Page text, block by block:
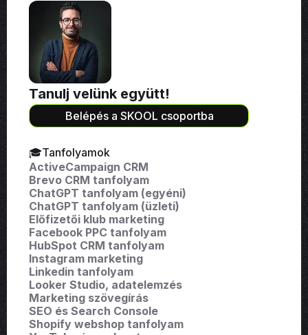
Tanulj velünk együtt!
Belépés a SKOOL csoportba
🎓Tanfolyamok
ActiveCampaign CRM
Brevo CRM tanfolyam
ChatGPT tanfolyam (egyéni)
ChatGPT tanfolyam (üzleti)
Előfizetői klub marketing
Facebook PPC tanfolyam
HubSpot CRM tanfolyam
Instagram marketing
Linkedin tanfolyam
Looker Studio, adatelemzés
Marketing szövegírás
SEO és Search Console
Shopify webshop tanfolyam